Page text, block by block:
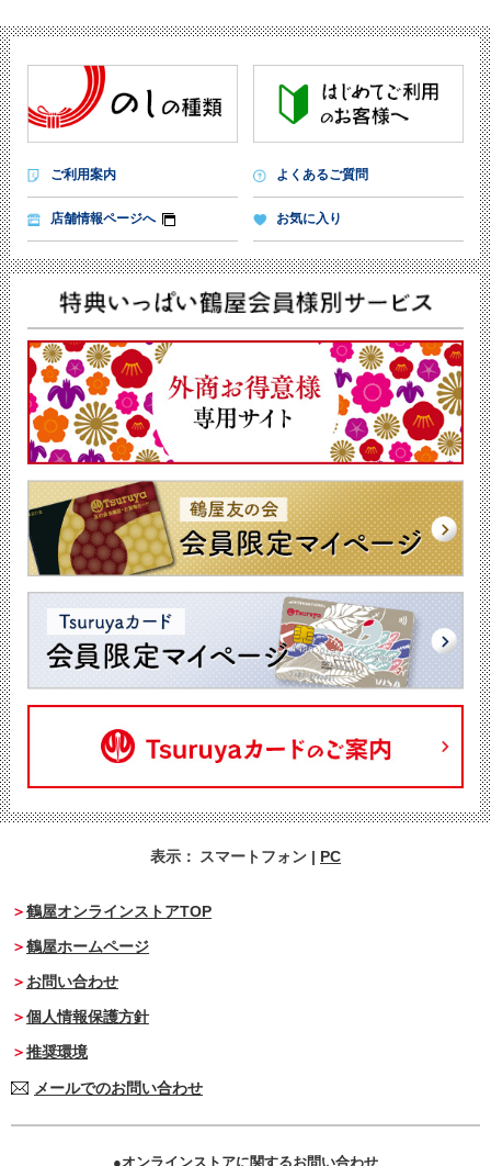
ご利用案内 よくあるご質問
店舗情報ページへ お気に入り
表示： スマートフォン | PC
鶴屋オンラインストアTOP
鶴屋ホームページ
お問い合わせ
個人情報保護方針
推奨環境
メールでのお問い合わせ
オンラインストアに関するお問い合わせ